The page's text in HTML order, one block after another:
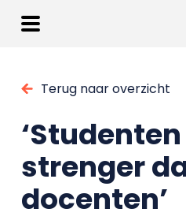
Terug naar overzicht
strenger
docenten’